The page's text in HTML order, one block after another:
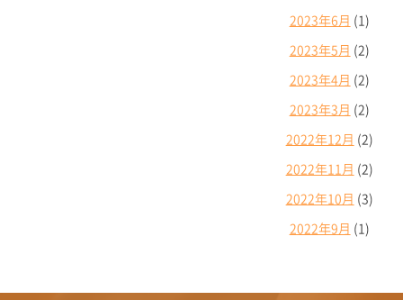
2023年6月 (1)
2023年5月 (2)
2023年4月 (2)
2023年3月 (2)
2022年12月 (2)
2022年11月 (2)
2022年10月 (3)
2022年9月 (1)